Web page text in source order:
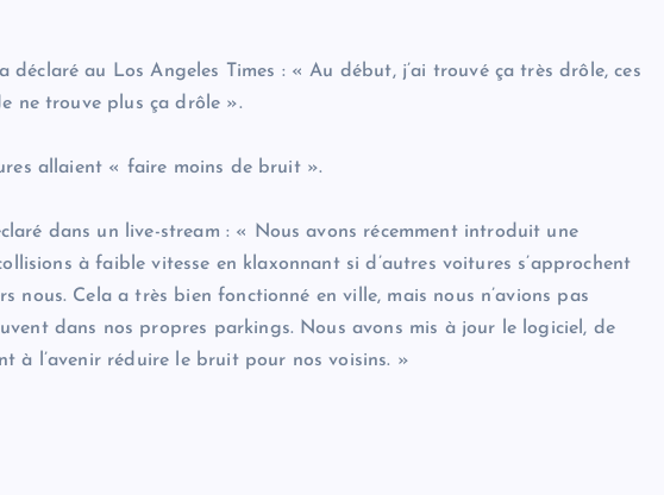
déclaré au Los Angeles Times : « Au début, j’ai trouvé ça très drôle, ces
ne trouve plus ça drôle ».
allaient « faire moins de bruit ».
dans un live-stream : « Nous avons récemment introduit une
à faible vitesse en klaxonnant si d’autres voitures s’approchent
Cela a très bien fonctionné en ville, mais nous n’avions pas
dans nos propres parkings. Nous avons mis à jour le logiciel, de
à l’avenir réduire le bruit pour nos voisins. »